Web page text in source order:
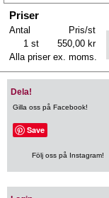
Priser
Antal
Pris/st
1 st
550,00 kr
Alla priser ex. moms.
Dela!
Gilla oss på Facebook!
Save
Följ oss på Instagram!